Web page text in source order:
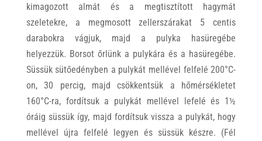
kimagozott almát és a megtisztított hagymát
szeletekre, a megmosott zellerszárakat 5 centis
darabokra vágjuk, majd a pulyka hasüregébe
helyezzük. Borsot őrlünk a pulykára és a hasüregébe.
Süssük sütőedényben a pulykát mellével felfelé 200°C-
on, 30 percig, majd csökkentsük a hőmérsékletet
160°C-ra, fordítsuk a pulykát mellével lefelé és 1½
óráig süssük így, majd fordítsuk vissza a pulykát, hogy
mellével újra felfelé legyen és süssük készre. (Fél